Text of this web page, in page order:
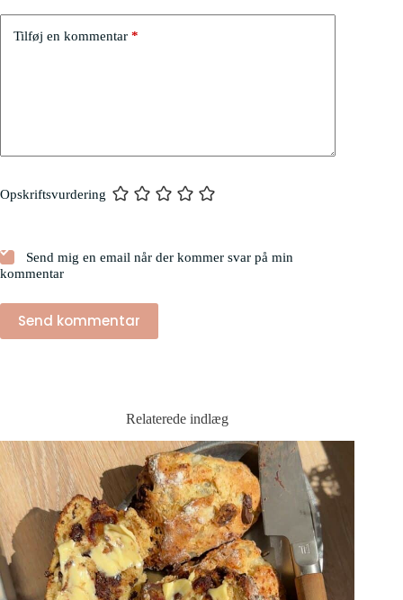
Tilføj en kommentar *
Opskriftsvurdering
Send mig en email når der kommer svar på min
kommentar
Send kommentar
Relaterede indlæg